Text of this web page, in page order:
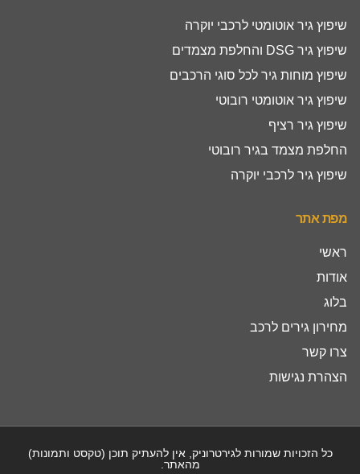
שיפוץ גיר אוטומטי לרכבי יוקרה
שיפוץ גיר DSG והחלפת מצמדים
שיפוץ מוחות גיר לכל סוגי הרכבים
שיפוץ גיר אוטומטי רובוטי
שיפוץ גיר רציף
החלפת מצמד בגיר רובוטי
שיפוץ גיר לרכבי יוקרה
מפת אתר
ראשי
אודות
בלוג
מחירון גירים לרכב
צרו קשר
הצהרת נגישות
כל הזכויות שמורות לגירטרוניק, אין להעתיק תוכן (טקסט ותמונות)
מהאתר.